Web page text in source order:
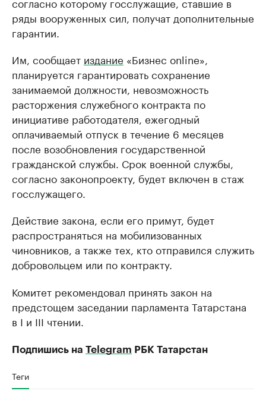
ряды вооруженных сил, получат дополнительные
гарантии.
Им, сообщает издание «Бизнес online»,
планируется гарантировать сохранение
занимаемой должности, невозможность
расторжения служебного контракта по
инициативе работодателя, ежегодный
оплачиваемый отпуск в течение 6 месяцев
после возобновления государственной
гражданской службы. Срок военной службы,
согласно законопроекту, будет включен в стаж
госслужащего.
Действие закона, если его примут, будет
распространяться на мобилизованных
чиновников, а также тех, кто отправился служить
добровольцем или по контракту.
Комитет рекомендовал принять закон на
предстощем заседании парламента Татарстана
в I и III чтении.
Подпишись на Telegram РБК Татарстан
Теги